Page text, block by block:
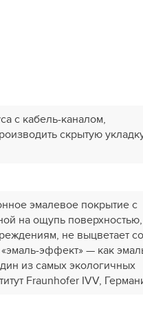
с кабель-каналом,
скрытую
эмалевое покрытие c
на ощупь поверхностью,
не выцветает со
эффект» — как
из самых экологичных
Fraunhofer IVV,